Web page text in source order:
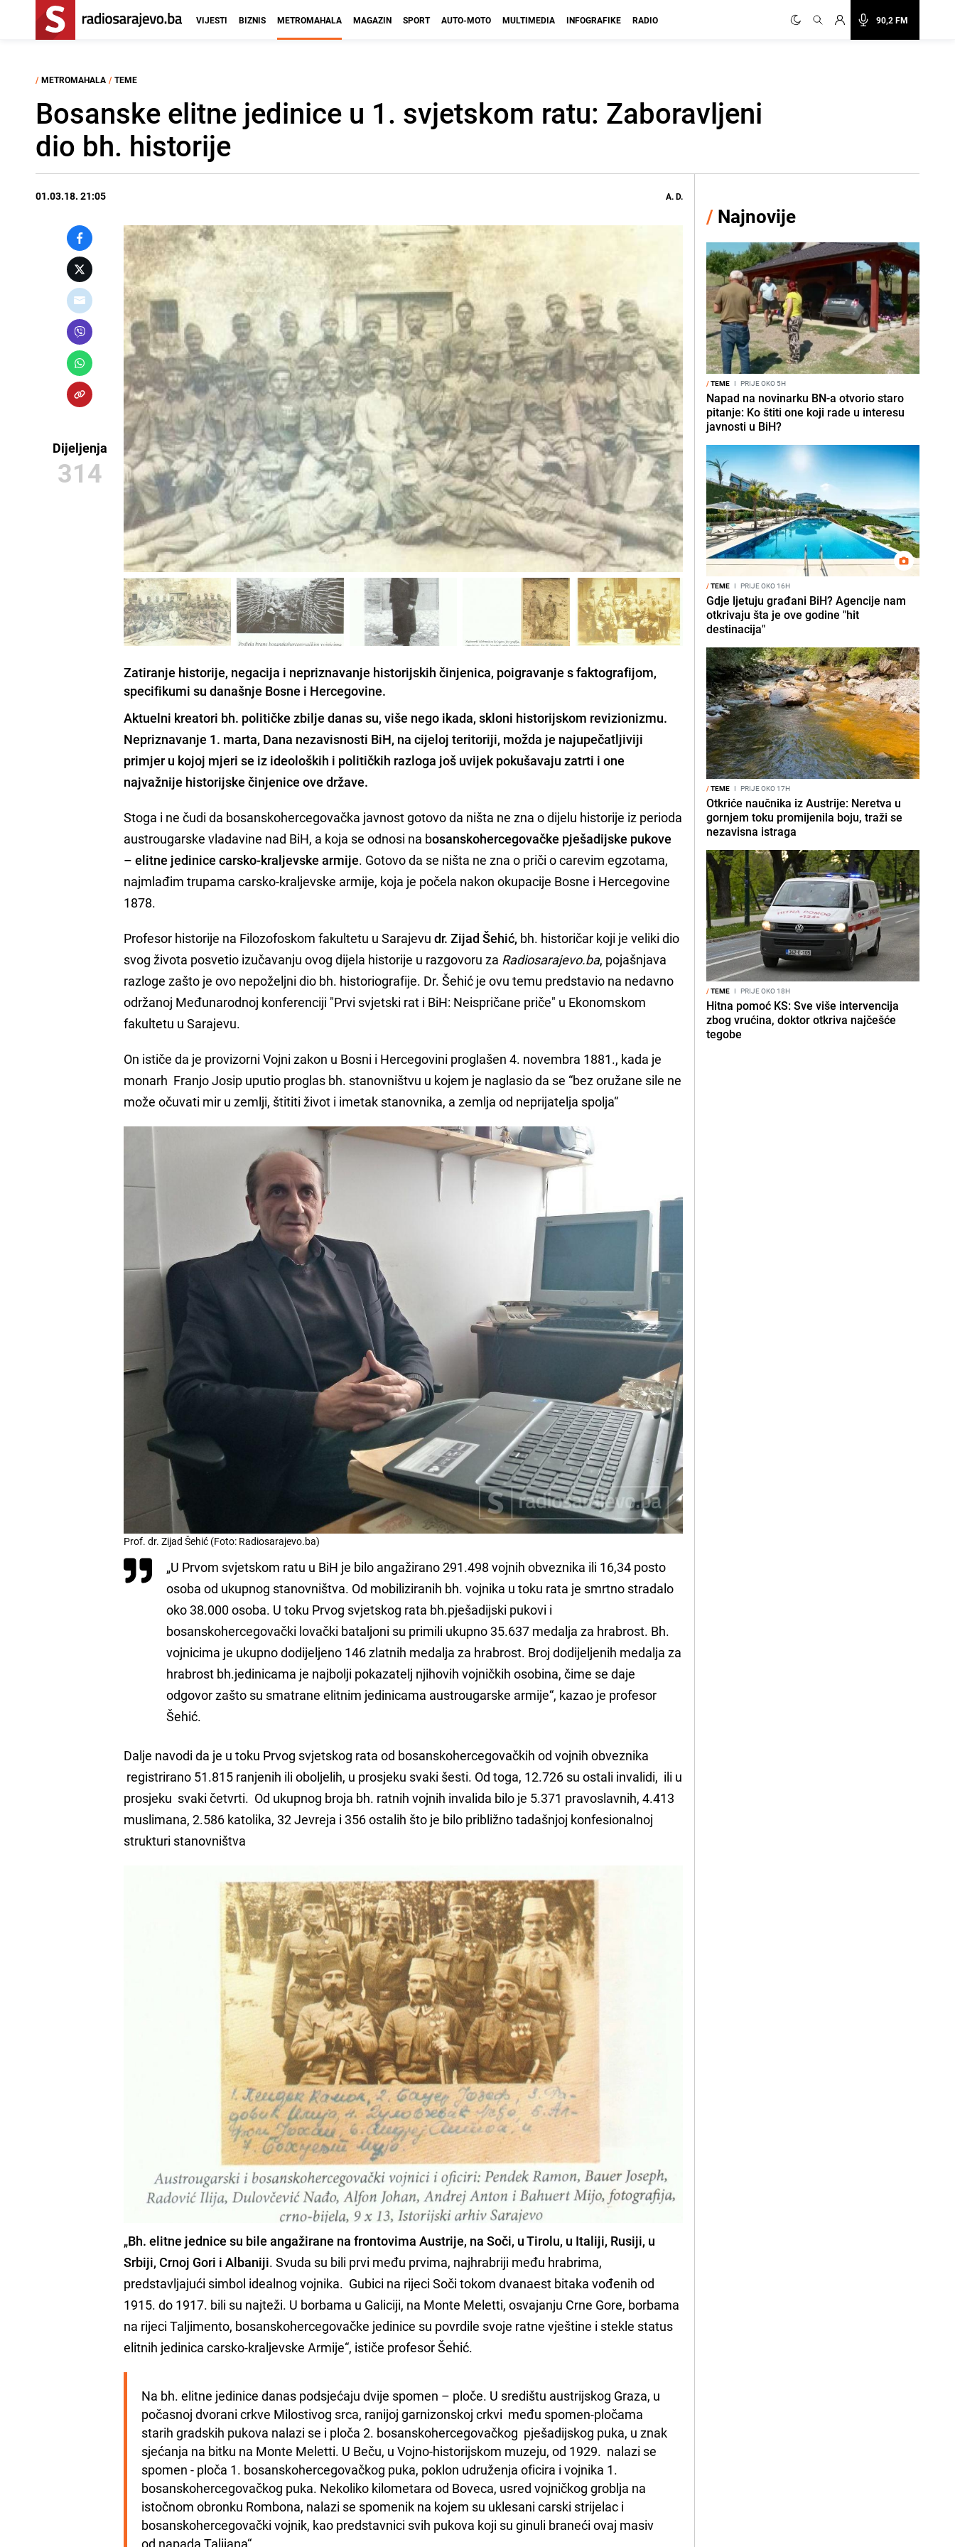
90,2 FM
VIJESTI BIZNIS METROMAHALA MAGAZIN SPORT AUTO-MOTO MULTIMEDIA INFOGRAFIKE RADIO
/ METROMAHALA / TEME
Bosanske elitne jedinice u 1. svjetskom ratu: Zaboravljeni
dio bh. historije
01.03.18. 21:05 A. D.
Dijeljenja
314
Zatiranje historije, negacija i nepriznavanje historijskih činjenica, poigravanje s faktografijom,
specifikumi su današnje Bosne i Hercegovine.
Aktuelni kreatori bh. političke zbilje danas su, više nego ikada, skloni historijskom revizionizmu.
Nepriznavanje 1. marta, Dana nezavisnosti BiH, na cijeloj teritoriji, možda je najupečatljiviji
primjer u kojoj mjeri se iz ideoloških i političkih razloga još uvijek pokušavaju zatrti i one
najvažnije historijske činjenice ove države.
Stoga i ne čudi da bosanskohercegovačka javnost gotovo da ništa ne zna o dijelu historije iz perioda
austrougarske vladavine nad BiH, a koja se odnosi na bosanskohercegovačke pješadijske pukove
– elitne jedinice carsko-kraljevske armije. Gotovo da se ništa ne zna o priči o carevim egzotama,
najmlađim trupama carsko-kraljevske armije, koja je počela nakon okupacije Bosne i Hercegovine
1878.
Profesor historije na Filozofoskom fakultetu u Sarajevu dr. Zijad Šehić, bh. historičar koji je veliki dio
svog života posvetio izučavanju ovog dijela historije u razgovoru za Radiosarajevo.ba, pojašnjava
razloge zašto je ovo nepoželjni dio bh. historiografije. Dr. Šehić je ovu temu predstavio na nedavno
održanoj Međunarodnoj konferenciji "Prvi svjetski rat i BiH: Neispričane priče" u Ekonomskom
fakultetu u Sarajevu.
On ističe da je provizorni Vojni zakon u Bosni i Hercegovini proglašen 4. novembra 1881., kada je
monarh Franjo Josip uputio proglas bh. stanovništvu u kojem je naglasio da se “bez oružane sile ne
može očuvati mir u zemlji, štititi život i imetak stanovnika, a zemlja od neprijatelja spolja“
Prof. dr. Zijad Šehić (Foto: Radiosarajevo.ba)
„U Prvom svjetskom ratu u BiH je bilo angažirano 291.498 vojnih obveznika ili 16,34 posto
osoba od ukupnog stanovništva. Od mobiliziranih bh. vojnika u toku rata je smrtno stradalo
oko 38.000 osoba. U toku Prvog svjetskog rata bh.pješadijski pukovi i
bosanskohercegovački lovački bataljoni su primili ukupno 35.637 medalja za hrabrost. Bh.
vojnicima je ukupno dodijeljeno 146 zlatnih medalja za hrabrost. Broj dodijeljenih medalja za
hrabrost bh.jedinicama je najbolji pokazatelj njihovih vojničkih osobina, čime se daje
odgovor zašto su smatrane elitnim jedinicama austrougarske armije“, kazao je profesor
Šehić.
Dalje navodi da je u toku Prvog svjetskog rata od bosanskohercegovačkih od vojnih obveznika
registrirano 51.815 ranjenih ili oboljelih, u prosjeku svaki šesti. Od toga, 12.726 su ostali invalidi, ili u
prosjeku svaki četvrti. Od ukupnog broja bh. ratnih vojnih invalida bilo je 5.371 pravoslavnih, 4.413
muslimana, 2.586 katolika, 32 Jevreja i 356 ostalih što je bilo približno tadašnjoj konfesionalnoj
strukturi stanovništva
„Bh. elitne jednice su bile angažirane na frontovima Austrije, na Soči, u Tirolu, u Italiji, Rusiji, u
Srbiji, Crnoj Gori i Albaniji. Svuda su bili prvi među prvima, najhrabriji među hrabrima,
predstavljajući simbol idealnog vojnika. Gubici na rijeci Soči tokom dvanaest bitaka vođenih od
1915. do 1917. bili su najteži. U borbama u Galiciji, na Monte Meletti, osvajanju Crne Gore, borbama
na rijeci Taljimento, bosanskohercegovačke jedinice su povrdile svoje ratne vještine i stekle status
elitnih jedinica carsko-kraljevske Armije“, ističe profesor Šehić.
Na bh. elitne jedinice danas podsjećaju dvije spomen – ploče. U središtu austrijskog Graza, u
počasnoj dvorani crkve Milostivog srca, ranijoj garnizonskoj crkvi  među spomen-pločama
starih gradskih pukova nalazi se i ploča 2. bosanskohercegovačkog  pješadijskog puka, u znak
sjećanja na bitku na Monte Meletti. U Beču, u Vojno-historijskom muzeju, od 1929.  nalazi se
spomen - ploča 1. bosanskohercegovačkog puka, poklon udruženja oficira i vojnika 1.
bosanskohercegovačkog puka. Nekoliko kilometara od Boveca, usred vojničkog groblja na
istočnom obronku Rombona, nalazi se spomenik na kojem su uklesani carski strijelac i
bosanskohercegovački vojnik, kao predstavnici svih pukova koji su ginuli braneći ovaj masiv
od napada Talijana“.
/ Najnovije
/TEME I PRIJE OKO 5H
Napad na novinarku BN-a otvorio staro
pitanje: Ko štiti one koji rade u interesu
javnosti u BiH?
/TEME I PRIJE OKO 16H
Gdje ljetuju građani BiH? Agencije nam
otkrivaju šta je ove godine "hit
destinacija"
/TEME I PRIJE OKO 17H
Otkriće naučnika iz Austrije: Neretva u
gornjem toku promijenila boju, traži se
nezavisna istraga
/TEME I PRIJE OKO 18H
Hitna pomoć KS: Sve više intervencija
zbog vrućina, doktor otkriva najčešće
tegobe